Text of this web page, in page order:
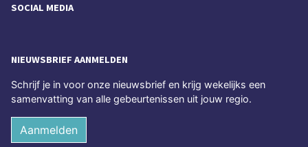
SOCIAL MEDIA
NIEUWSBRIEF AANMELDEN
Schrijf je in voor onze nieuwsbrief en krijg wekelijks een
samenvatting van alle gebeurtenissen uit jouw regio.
Aanmelden